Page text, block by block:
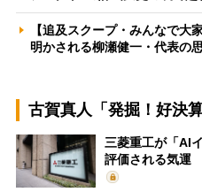
【追及スクープ・みんなで大
明かされる柳瀬健一・代表の
古賀真人「発掘！好決算
三菱重工が「AI
評価される気運